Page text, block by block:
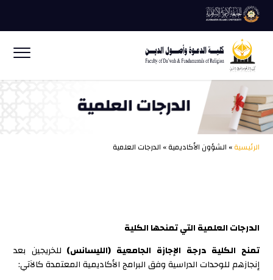
الرئيسية» الشؤون الأكاديمية » الدرجات العلمية
الدرجات العلمية التي تمنحها الكلية
تمنح الكلية درجة الإجازة الجامعية (الليسانس) للخريجين بعد
إنجازهم للوحدات الدراسية وفق البرامج الأكاديمية المعتمدة كالآتي: